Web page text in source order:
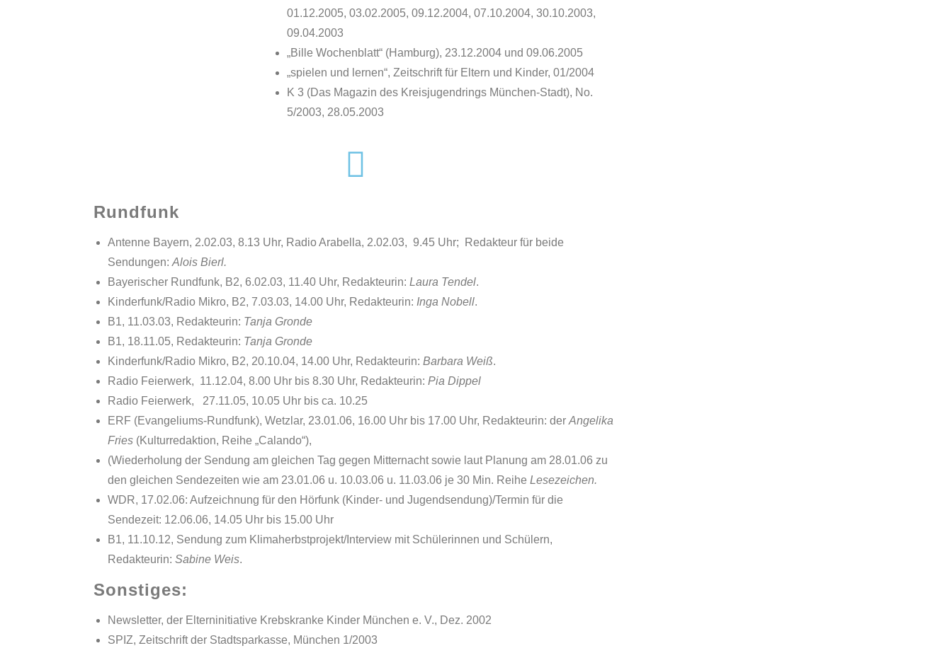
01.12.2005, 03.02.2005, 09.12.2004, 07.10.2004, 30.10.2003,
09.04.2003
„Bille Wochenblatt“ (Hamburg), 23.12.2004 und 09.06.2005
„spielen und lernen“, Zeitschrift für Eltern und Kinder, 01/2004
K 3 (Das Magazin des Kreisjugendrings München-Stadt), No.
5/2003, 28.05.2003
Rundfunk
Antenne Bayern, 2.02.03, 8.13 Uhr, Radio Arabella, 2.02.03, 9.45 Uhr; Redakteur für beide
Sendungen: Alois Bierl.
Bayerischer Rundfunk, B2, 6.02.03, 11.40 Uhr, Redakteurin: Laura Tendel.
Kinderfunk/Radio Mikro, B2, 7.03.03, 14.00 Uhr, Redakteurin: Inga Nobell.
B1, 11.03.03, Redakteurin: Tanja Gronde
B1, 18.11.05, Redakteurin: Tanja Gronde
Kinderfunk/Radio Mikro, B2, 20.10.04, 14.00 Uhr, Redakteurin: Barbara Weiß.
Radio Feierwerk, 11.12.04, 8.00 Uhr bis 8.30 Uhr, Redakteurin: Pia Dippel
Radio Feierwerk, 27.11.05, 10.05 Uhr bis ca. 10.25
ERF (Evangeliums-Rundfunk), Wetzlar, 23.01.06, 16.00 Uhr bis 17.00 Uhr, Redakteurin: der Angelika
Fries (Kulturredaktion, Reihe „Calando“),
(Wiederholung der Sendung am gleichen Tag gegen Mitternacht sowie laut Planung am 28.01.06 zu
den gleichen Sendezeiten wie am 23.01.06 u. 10.03.06 u. 11.03.06 je 30 Min. Reihe Lesezeichen.
WDR, 17.02.06: Aufzeichnung für den Hörfunk (Kinder- und Jugendsendung)/Termin für die
Sendezeit: 12.06.06, 14.05 Uhr bis 15.00 Uhr
B1, 11.10.12, Sendung zum Klimaherbstprojekt/Interview mit Schülerinnen und Schülern,
Redakteurin: Sabine Weis.
Sonstiges:
Newsletter, der Elterninitiative Krebskranke Kinder München e. V., Dez. 2002
SPIZ, Zeitschrift der Stadtsparkasse, München 1/2003